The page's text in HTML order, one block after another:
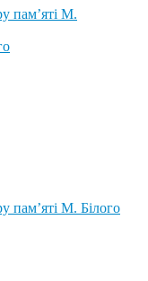
пам’яті М.
пам’яті М. Білого